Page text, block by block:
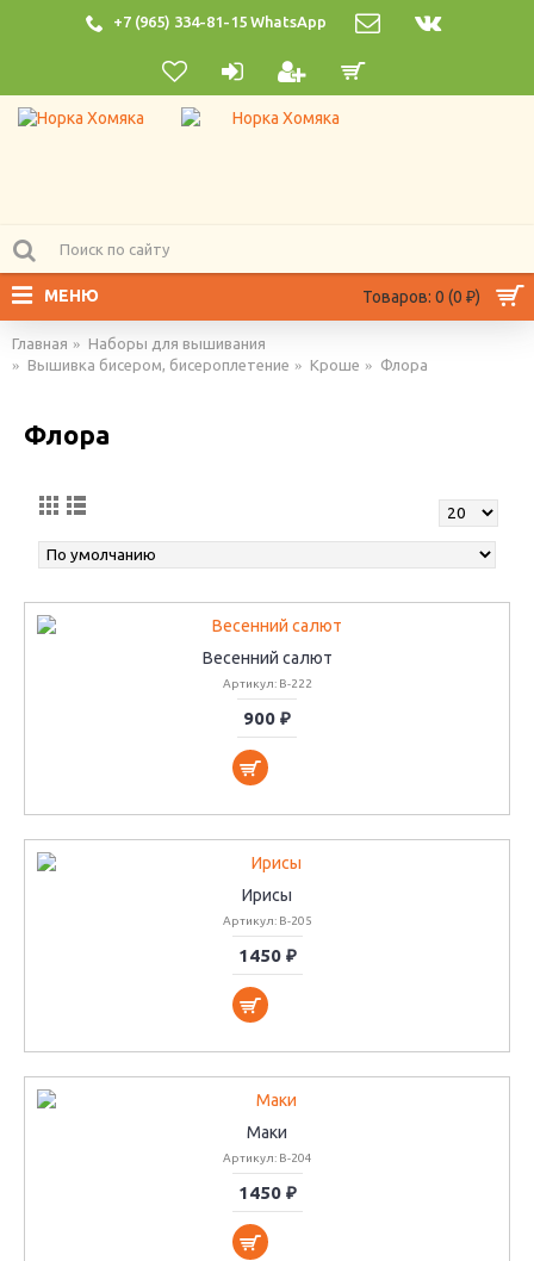
+7 (965) 334-81-15 WhatsApp
Товаров: 0 (0 ₽)
МЕНЮ
Главная
Наборы для вышивания
Вышивка бисером, бисероплетение
Кроше Флора
Флора
Весенний салют
Артикул: В-222
900 ₽
Ирисы
Артикул: В-205
1450 ₽
Маки
Артикул: В-204
1450 ₽